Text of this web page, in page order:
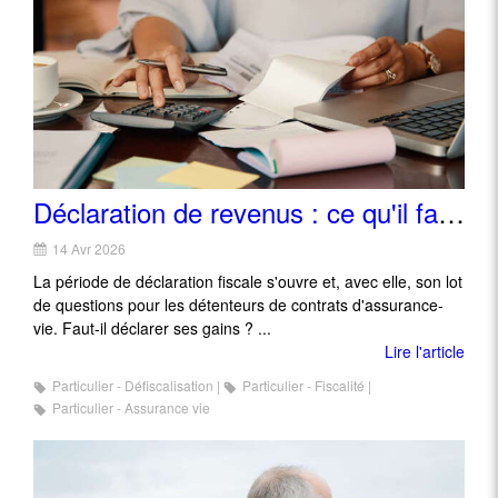
Déclaration de revenus : ce qu'il faut savoir quand on détient une assurance-vie
14 Avr 2026
La période de déclaration fiscale s'ouvre et, avec elle, son lot
de questions pour les détenteurs de contrats d'assurance-
vie. Faut-il déclarer ses gains ? ...
Lire l'article
Particulier - Défiscalisation
Particulier - Fiscalité
Particulier - Assurance vie